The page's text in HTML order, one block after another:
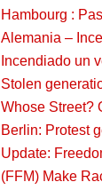
Hambourg :
Alemania –
Incendiado un
Stolen
Whose Street?
Berlin: Protest
Update:
(FFM) Make